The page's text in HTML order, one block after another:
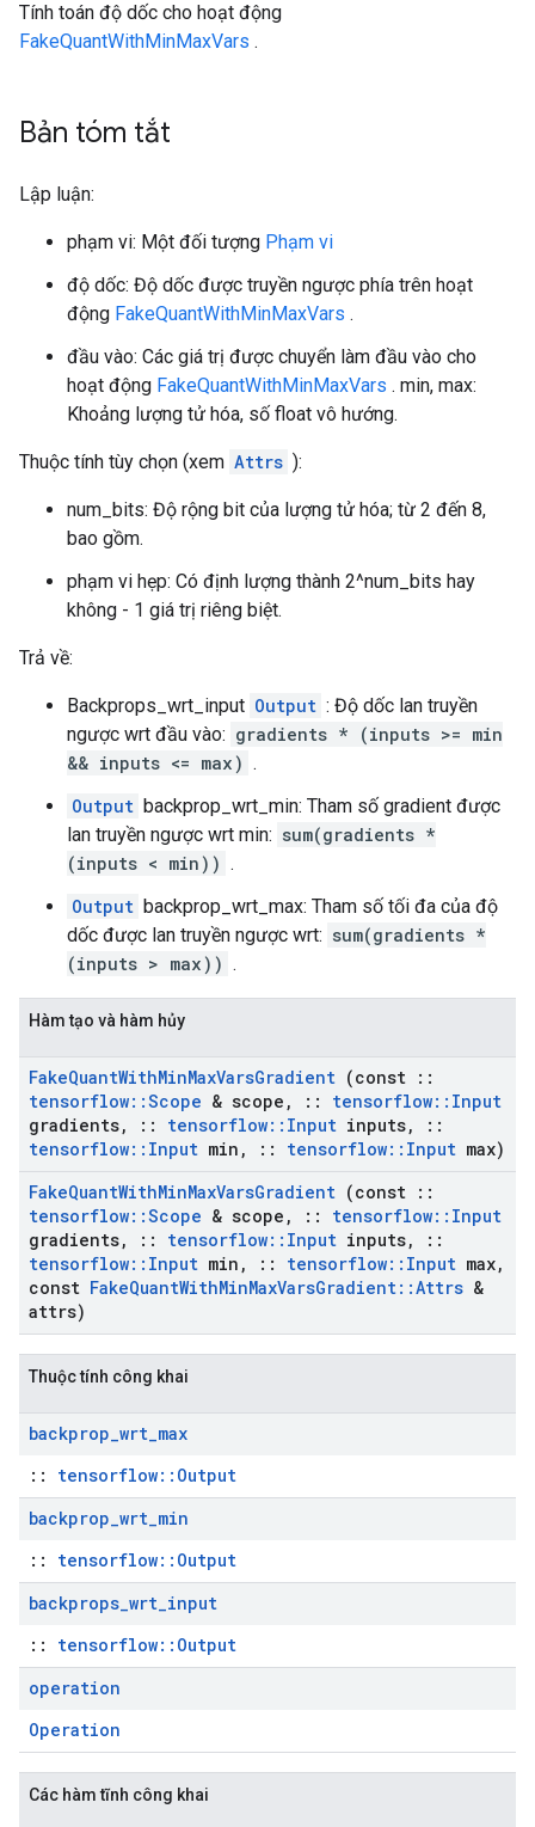
Tính toán độ dốc cho hoạt động
FakeQuantWithMinMaxVars .
Bản tóm tắt
Lập luận:
phạm vi: Một đối tượng Phạm vi
độ dốc: Độ dốc được truyền ngược phía trên hoạt
động FakeQuantWithMinMaxVars .
đầu vào: Các giá trị được chuyển làm đầu vào cho
hoạt động FakeQuantWithMinMaxVars . min, max:
Khoảng lượng tử hóa, số float vô hướng.
Thuộc tính tùy chọn (xem Attrs ):
num_bits: Độ rộng bit của lượng tử hóa; từ 2 đến 8,
bao gồm.
phạm vi hẹp: Có định lượng thành 2^num_bits hay
không - 1 giá trị riêng biệt.
Trả về:
Backprops_wrt_input Output : Độ dốc lan truyền
ngược wrt đầu vào: gradients * (inputs >= min
&& inputs <= max) .
Output backprop_wrt_min: Tham số gradient được
lan truyền ngược wrt min: sum(gradients *
(inputs < min)) .
Output backprop_wrt_max: Tham số tối đa của độ
dốc được lan truyền ngược wrt: sum(gradients *
(inputs > max)) .
Hàm tạo và hàm hủy
FakeQuantWithMinMaxVarsGradient (const ::
tensorflow::Scope & scope , :: tensorflow:: Input
gradients, :: tensorflow:: Input inputs,
::
tensorflow:: Input min , :: tensorflow:: Input max)
FakeQuantWithMinMaxVarsGradient (const ::
tensorflow::Scope & scope , :: tensorflow:: Input
gradients, :: tensorflow:: Input inputs,
::
tensorflow:: Input min , :: tensorflow:: Input max,
const FakeQuantWithMinMaxVarsGradient::Attrs &
attrs)
Thuộc tính công khai
backprop_wrt_max
:: tensorflow::Output
backprop_wrt_min
:: tensorflow::Output
backprops_wrt_input
:: tensorflow::Output
operation
Operation
Các hàm tĩnh công khai